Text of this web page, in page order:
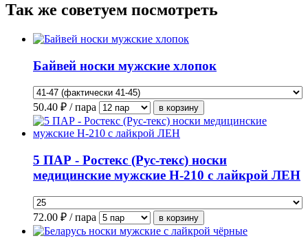
Так же советуем посмотреть
Байвей носки мужские хлопок
50.40 ₽ / пара
5 ПАР - Ростекс (Рус-текс) носки
медицинские мужские Н-210 с лайкрой ЛЕН
72.00 ₽ / пара